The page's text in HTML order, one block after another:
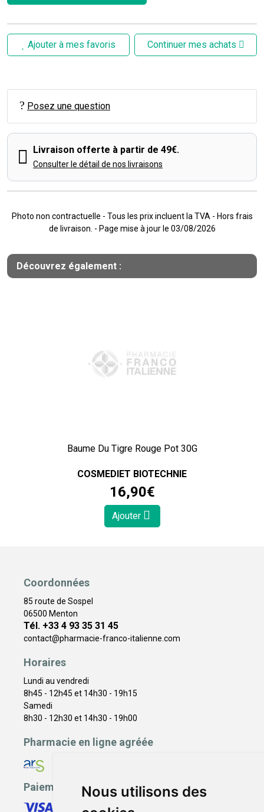
Nous utilisons des
Ajouter à mes favoris Continuer mes achats
Posez une question
Livraison offerte à partir de 49€.
Consulter le détail de nos livraisons
Photo non contractuelle - Tous les prix incluent la TVA - Hors frais
de livraison. - Page mise à jour le 03/08/2026
Découvrez également :
Baume Du Tigre Rouge Pot 30G
COSMEDIET BIOTECHNIE
16,90€
Ajouter
Coordonnées
85 route de Sospel
06500 Menton
Tél. +33 4 93 35 31 45
contact@pharmacie-franco-italienne.com
Horaires
Lundi au vendredi
8h45 - 12h45 et 14h30 - 19h15
Samedi
8h30 - 12h30 et 14h30 - 19h00
Pharmacie en ligne agréée
Paiement sécurisé